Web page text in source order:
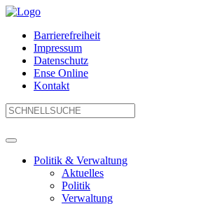
Barrierefreiheit
Impressum
Datenschutz
Ense Online
Kontakt
Politik & Verwaltung
Aktuelles
Politik
Verwaltung